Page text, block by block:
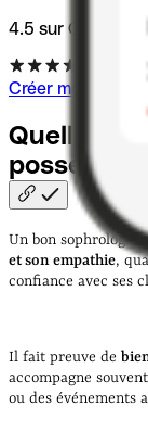
4.5 sur Capterra
Créer mon
Quelles
posséder
Un bon
et son empathie,
confiance avec ses
Il fait preuve de
accompagne
ou des événements